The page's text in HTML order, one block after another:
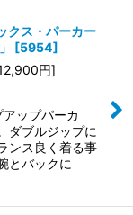
クス・パーカー
[5954]
円]
ップパーカ
ダブルジップに
ンス良く着る事
とバックに